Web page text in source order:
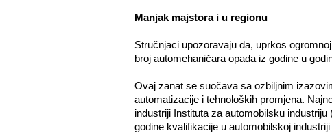
Manjak majstora i u regionu
Stručnjaci upozoravaju da, uprkos
broj automehaničara opada iz godine u
Ovaj zanat se suočava sa ozbiljnim
automatizacije i tehnoloških promjena.
industriji Instituta za automobilsku
godine kvalifikacije u automobilskoj